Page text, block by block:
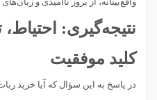
نتیجه‌گیری:
کلید موفقیت
در پاسخ به این سؤال که آیا خرید